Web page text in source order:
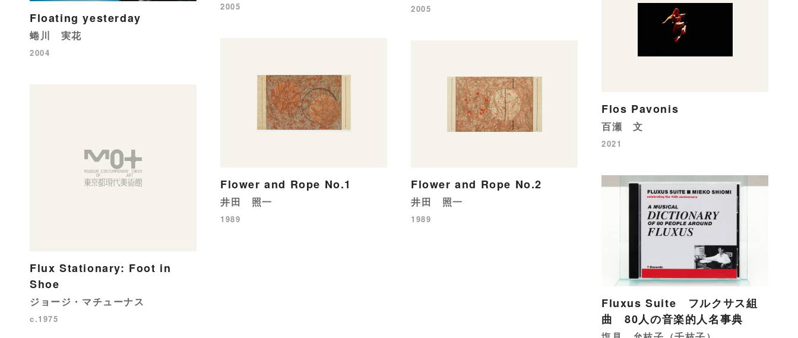
2005 2005
Floating yesterday
蜷川 実花
2004
Flos Pavonis
百瀬 文
2021
Flower and Rope No.1
井田 照一
1989
Flower and Rope No.2
井田 照一
1989
Flux Stationary: Foot in
Shoe
ジョージ・マチューナス
c.1975
Fluxus Suite フルクサス組
曲 80人の音楽的人名事典